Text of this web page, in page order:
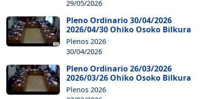
29/05/2026
Pleno Ordinario 30/04/2026
2026/04/30 Ohiko Osoko Bilkura
Plenos 2026
30/04/2026
Pleno Ordinario 26/03/2026
2026/03/26 Ohiko Osoko Bilkura
Plenos 2026